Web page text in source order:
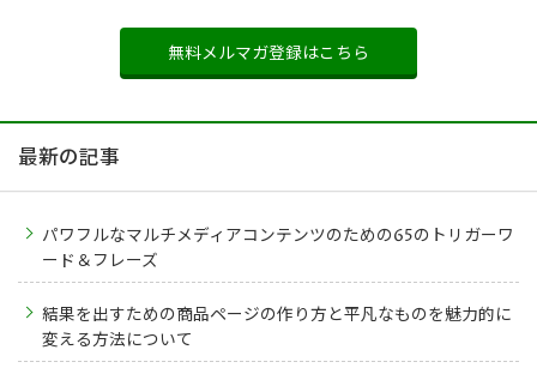
無料メルマガ登録はこちら
最新の記事
パワフルなマルチメディアコンテンツのための65のトリガーワ
ード＆フレーズ
結果を出すための商品ページの作り方と平凡なものを魅力的に
変える方法について